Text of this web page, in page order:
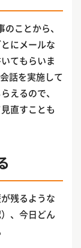
ことから、
にメールな
てもらいま
話を実施して
えるので、
直すことも
残るような
、今日どん